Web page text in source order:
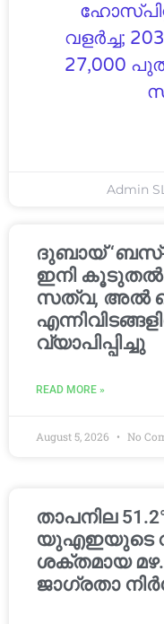
വളർച്ച;
27,000
Admin
ദുബായ്
ഇനി കൂടുതൽ
സത്വ, അൽ
വ്യാപിപ്പിച്ചു
READ MORE »
August 5, 2026 No
താപനില
യുഎഇയുടെ
ശക്തമായ
ജാഗ്രതാ